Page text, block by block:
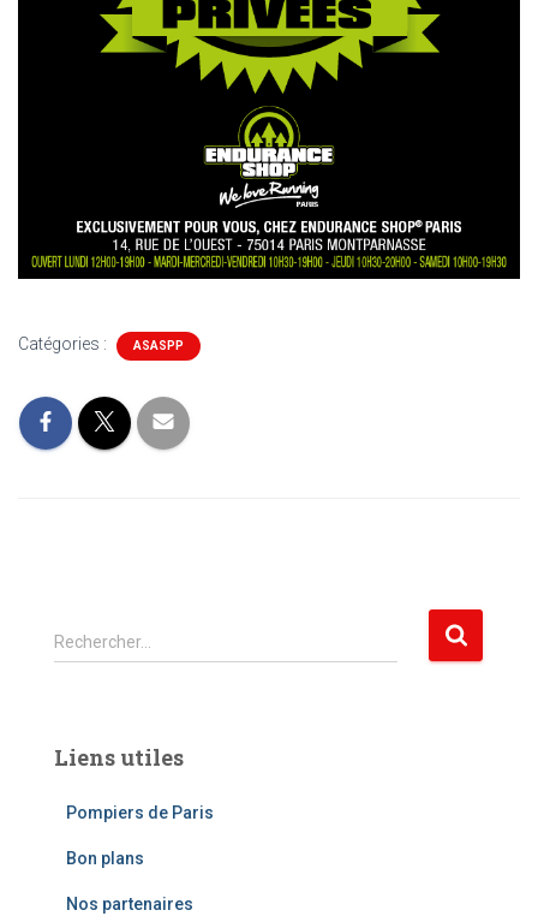
Catégories : ASASPP
R
e
r
Rechercher…
Liens utiles
Pompiers de Paris
Bon plans
Nos partenaires